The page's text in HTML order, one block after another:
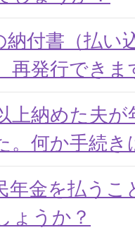
納付書（払い
再発行できま
上納めた夫
。何か手続
年金を払う
ょうか？